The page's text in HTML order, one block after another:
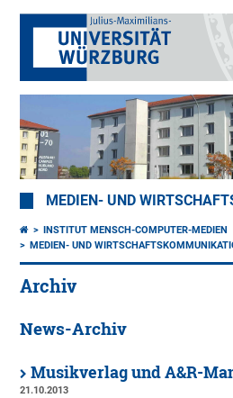
MEDIEN- UND
INSTITUT MENSCH-COMPUTER-MEDIEN
MEDIEN- UND
Archiv
News-Archiv
Musikverlag und A&R-
21.10.2013